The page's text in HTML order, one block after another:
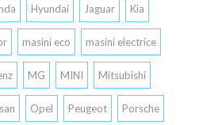
Hyundai Jaguar Kia
masini eco masini electrice
MG MINI Mitsubishi
Opel Peugeot Porsche